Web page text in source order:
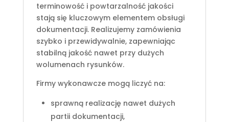
terminowość i powtarzalność jakości
stają się kluczowym elementem obsługi
dokumentacji. Realizujemy zamówienia
szybko i przewidywalnie, zapewniając
stabilną jakość nawet przy dużych
wolumenach rysunków.
Firmy wykonawcze mogą liczyć na:
sprawną realizację nawet dużych
partii dokumentacji,